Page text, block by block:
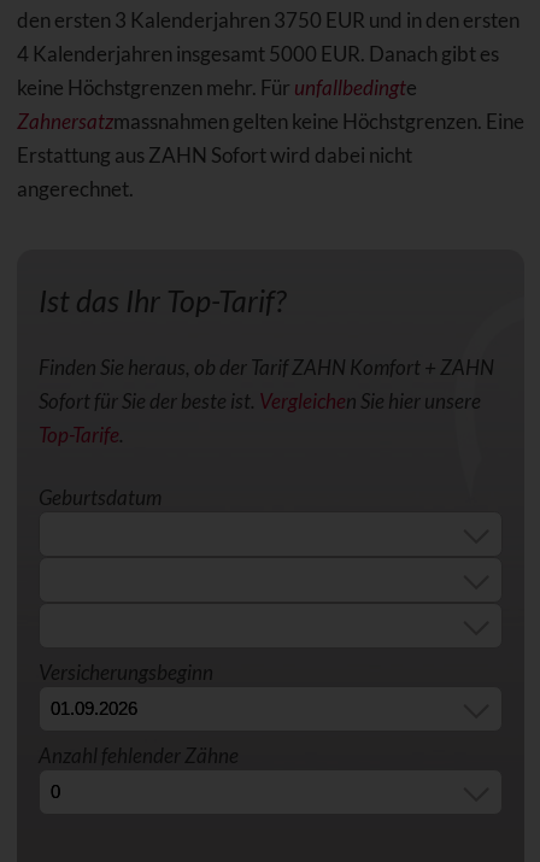
den ersten 3 Kalenderjahren 3750 EUR und in den ersten
4 Kalenderjahren insgesamt 5000 EUR. Danach gibt es
keine Höchstgrenzen mehr. Für unfallbedingte
Zahnersatzmassnahmen gelten keine Höchstgrenzen. Eine
Erstattung aus ZAHN Sofort wird dabei nicht
angerechnet.
Ist das Ihr Top-Tarif?
Finden Sie heraus, ob der Tarif ZAHN Komfort + ZAHN
Sofort für Sie der beste ist. Vergleichen Sie hier unsere
Top-Tarife.
Geburtsdatum
Versicherungsbeginn
Anzahl fehlender Zähne